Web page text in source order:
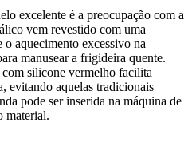
excelente é a preocupação com a
vem revestido com uma
aquecimento excessivo na
manusear a frigideira quente.
silicone vermelho facilita
evitando aquelas tradicionais
pode ser inserida na máquina de
material.